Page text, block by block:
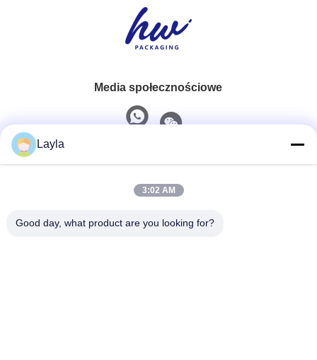
Media społecznościowe
0086-18688885859
Layla
3:02 AM
Good day, what product are you looking for?